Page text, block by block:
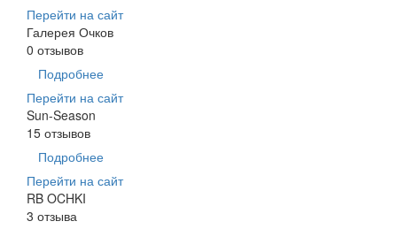
Перейти на сайт
Галерея Очков
0 отзывов
Подробнее
Перейти на сайт
Sun-Season
15 отзывов
Подробнее
Перейти на сайт
RB OCHKI
3 отзыва